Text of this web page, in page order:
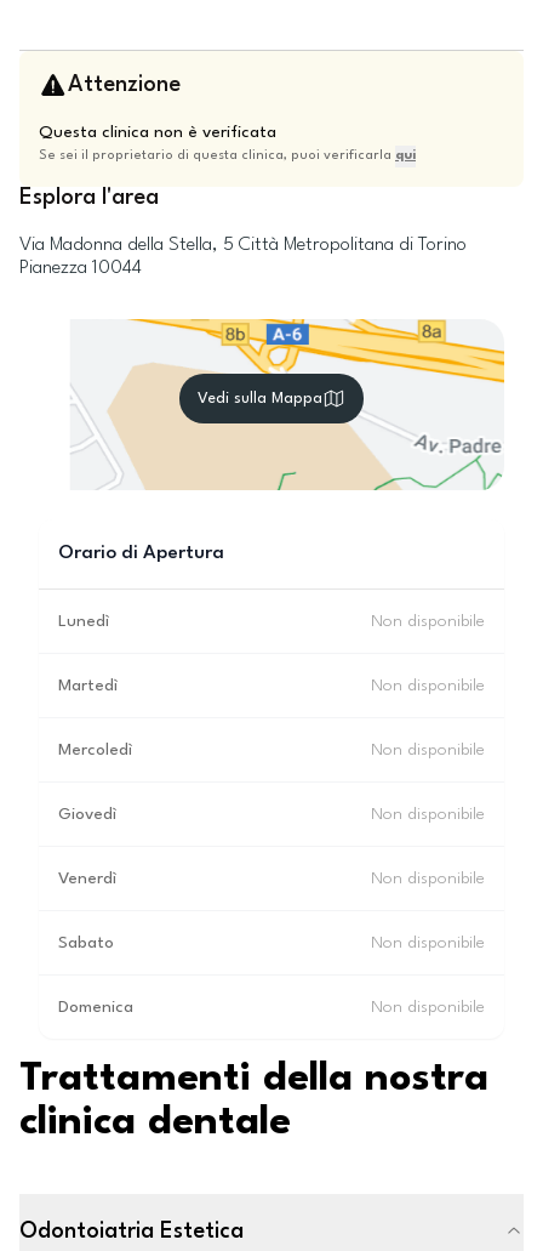
Attenzione
Questa clinica non è verificata
Se sei il proprietario di questa clinica, puoi verificarla qui
Esplora l'area
Via Madonna della Stella, 5 Città Metropolitana di Torino
Pianezza 10044
Vedi sulla Mappa
Orario di Apertura
Lunedì Non disponibile
Martedì Non disponibile
Mercoledì Non disponibile
Giovedì Non disponibile
Venerdì Non disponibile
Sabato Non disponibile
Domenica Non disponibile
Trattamenti della nostra
clinica dentale
Odontoiatria Estetica